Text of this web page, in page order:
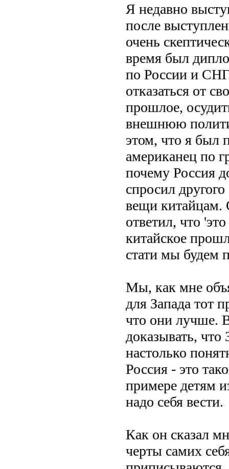
Я недавно
после
очень
время был
по России и
отказаться от
прошлое,
внешнюю
этом, что я был
американец по
почему Россия
спросил
вещи китайцам.
ответил, что
китайское
стати мы будем
Мы, как мне
для Запада тот
что они лучше.
доказывать,
настолько
Россия - это
примере детям
надо себя вести.
Как он сказал
черты самих